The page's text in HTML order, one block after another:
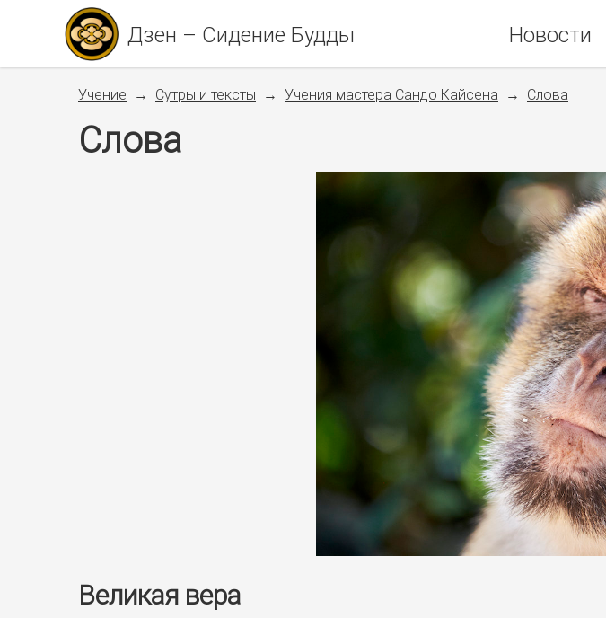
Дзен – Сидение Будды Новости
Учение Сутры и тексты Учения мастера Сандо Кайсена Слова
Слова
Великая вера